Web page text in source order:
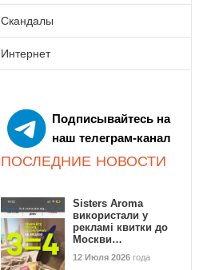
Скандалы
Интернет
Подписывайтесь на
наш телеграм-канал
ПОСЛЕДНИЕ НОВОСТИ
Sisters Aroma
використали у
рекламі квитки до
Москви…
12 Июля 2026 года